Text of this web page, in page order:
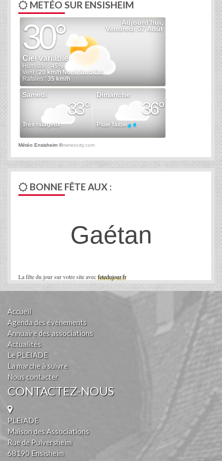
METÉO SUR ENSISHEIM
Météo Ensisheim ©meteocity.com
BONNE FÊTE AUX :
La fête du jour sur votre site avecfetedujour.fr
Gaétan
Accueil
Agenda des événements
Annuaire des associations
Actualités
Le PLEIADE
La marche à suivre
Nous contacter
CONTACTEZ-NOUS
PLEIADE
Maison des Associations
Rue de Pulversheim
68190 Ensisheim